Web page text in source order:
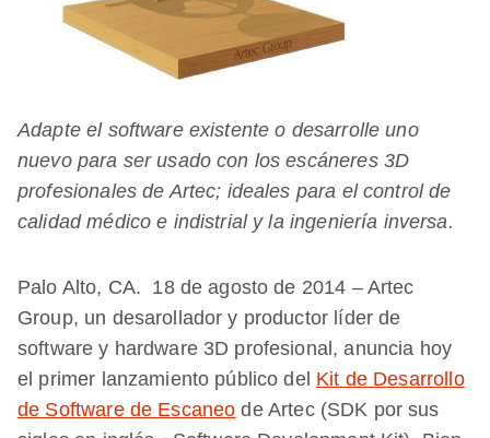
Adapte el software existente o desarrolle uno
nuevo para ser usado con los escáneres 3D
profesionales de Artec; ideales para el control de
calidad médico e indistrial y la ingeniería inversa.
Palo Alto, CA. 18 de agosto de 2014 – Artec
Group, un desarollador y productor líder de
software y hardware 3D profesional, anuncia hoy
el primer lanzamiento público del Kit de Desarrollo
de Software de Escaneo de Artec (SDK por sus